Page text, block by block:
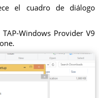
el cuadro de diálogo
Windows Provider V9